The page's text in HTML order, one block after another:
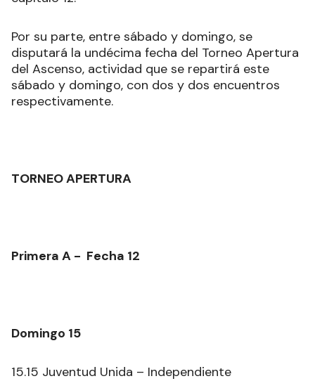
Por su parte, entre sábado y domingo, se
disputará la undécima fecha del Torneo Apertura
del Ascenso, actividad que se repartirá este
sábado y domingo, con dos y dos encuentros
respectivamente.
TORNEO APERTURA
Primera A - Fecha 12
Domingo 15
15.15 Juventud Unida – Independiente